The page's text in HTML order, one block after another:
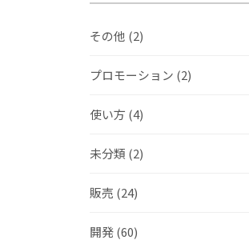
その他 (2)
プロモーション (2)
使い方 (4)
未分類 (2)
販売 (24)
開発(60)